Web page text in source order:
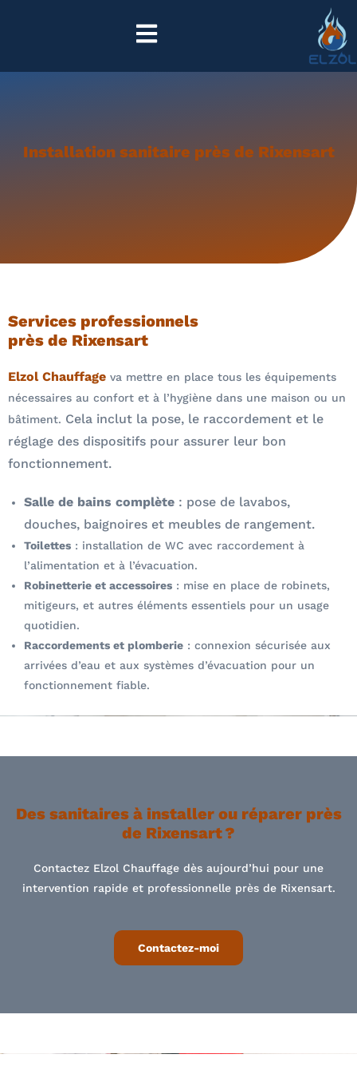
Installation sanitaire près de Rixensart
Services professionnels
près de Rixensart
Elzol Chauffage va mettre en place tous les équipements
nécessaires au confort et à l’hygiène dans une maison ou un
bâtiment. Cela inclut la pose, le raccordement et le
réglage des dispositifs pour assurer leur bon
fonctionnement.
Salle de bains complète : pose de lavabos,
douches, baignoires et meubles de rangement.
Toilettes : installation de WC avec raccordement à
l’alimentation et à l’évacuation.
Robinetterie et accessoires : mise en place de robinets,
mitigeurs, et autres éléments essentiels pour un usage
quotidien.
Raccordements et plomberie : connexion sécurisée aux
arrivées d’eau et aux systèmes d’évacuation pour un
fonctionnement fiable.
Des sanitaires à installer ou réparer près
de Rixensart ?
Contactez Elzol Chauffage dès aujourd’hui pour une
intervention rapide et professionnelle près de Rixensart.
Contactez-moi